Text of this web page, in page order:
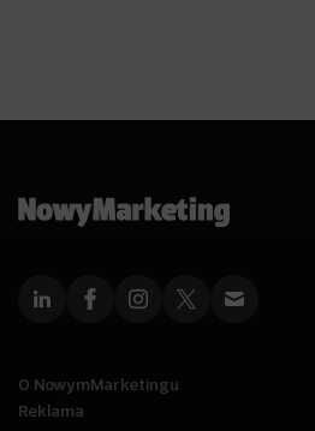
O NowymMarketingu
Reklama